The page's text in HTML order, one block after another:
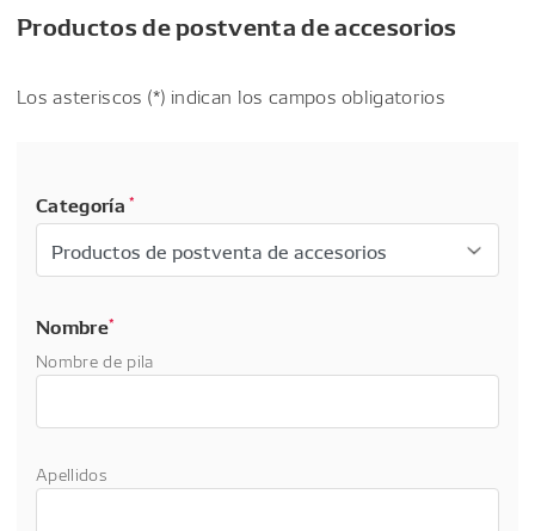
Productos de postventa de accesorios
Los asteriscos (*) indican los campos obligatorios
Categoría*
Nombre*
Nombre de pila
Apellidos